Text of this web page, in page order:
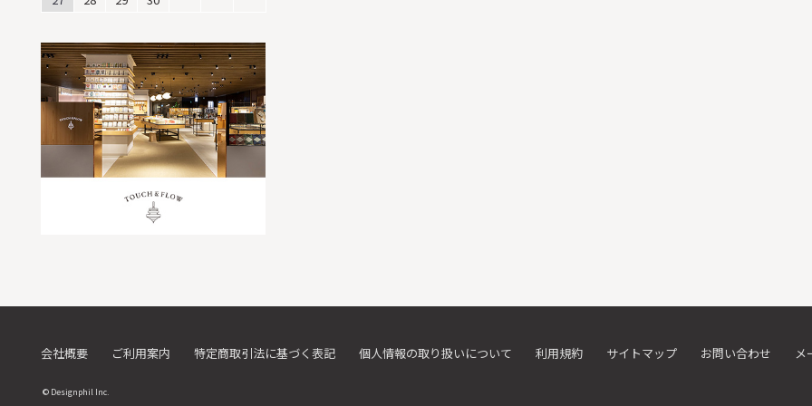
会社概要 ご利用案内 特定商取引法に基づく表記 個人情報の取り扱いについて 利用規約 サイトマップ お問い合わせ メ
© Designphil Inc.